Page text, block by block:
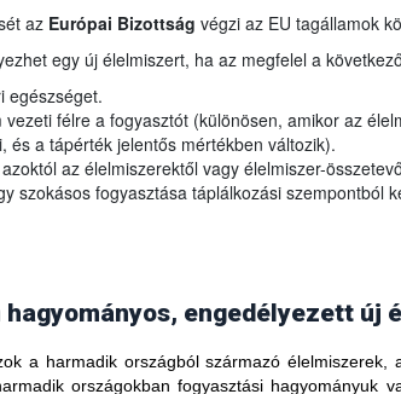
az Európai Bizottság végzi az EU tagállamok
egy új élelmiszert, ha az megfelel a
egészséget.
félre a fogyasztót (különösen, amikor az
és a tápérték jelentős mértékben változik).
az élelmiszerektől vagy élelmiszer-
szokásos fogyasztása táplálkozási szempontból
engedélyezett új
a harmadik országból származó
országokban fogyasztási hagyományuk